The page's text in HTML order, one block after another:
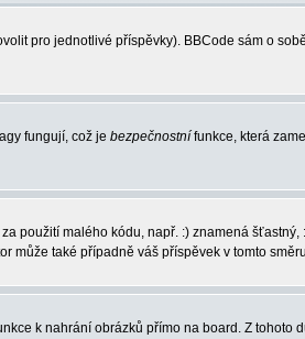
pro jednotlivé příspěvky). BBCode sám o
fungují, což je bezpečnostní funkce, která
použití malého kódu, např. :) znamená
může také případně váš příspěvek v tomto
k nahrání obrázků přímo na board. Z